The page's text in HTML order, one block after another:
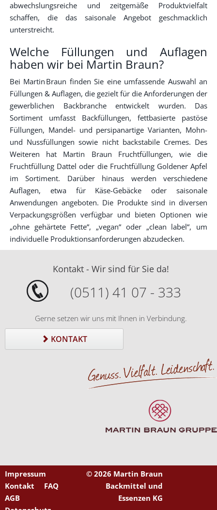
abwechslungsreiche und zeitgemäße Produktvielfalt
schaffen, die das saisonale Angebot geschmacklich
unterstreicht.
Welche Füllungen und Auflagen
haben wir bei Martin Braun?
Bei Martin Braun finden Sie eine umfassende Auswahl an
Füllungen & Auflagen, die gezielt für die Anforderungen der
gewerblichen Backbranche entwickelt wurden. Das
Sortiment umfasst Backfüllungen, fettbasierte pastöse
Füllungen, Mandel- und persipanartige Varianten, Mohn-
und Nussfüllungen sowie nicht backstabile Cremes. Des
Weiteren hat Martin Braun Fruchtfüllungen, wie die
Fruchtfüllung Dattel oder die Fruchtfüllung Goldener Apfel
im Sortiment. Darüber hinaus werden verschiedene
Auflagen, etwa für Käse-Gebäcke oder saisonale
Anwendungen angeboten. Die Produkte sind in diversen
Verpackungsgrößen verfügbar und bieten Optionen wie
„ohne gehärtete Fette“, „vegan“ oder „clean label“, um
individuelle Produktionsanforderungen abzudecken.
Kontakt - Wir sind für Sie da!
(0511) 41 07 - 333
Gerne setzen wir uns mit Ihnen in Verbindung.
KONTAKT
Impressum
Kontakt
FAQ
AGB
© 2026 Martin Braun
Backmittel und
Essenzen KG